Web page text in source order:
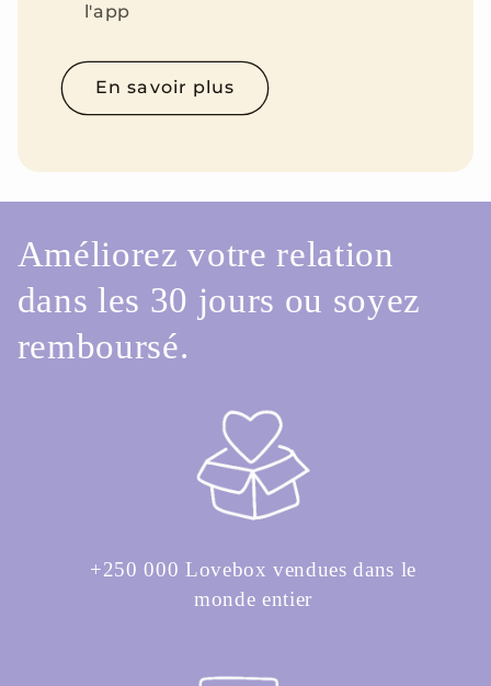
l'app
En savoir plus
Améliorez votre relation
dans les 30 jours ou soyez
remboursé.
+250 000 Lovebox vendues dans le
monde entier